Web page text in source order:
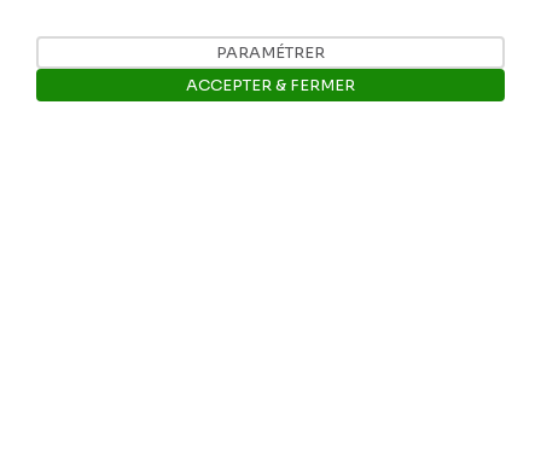
PARAMÉTRER
ACCEPTER & FERMER